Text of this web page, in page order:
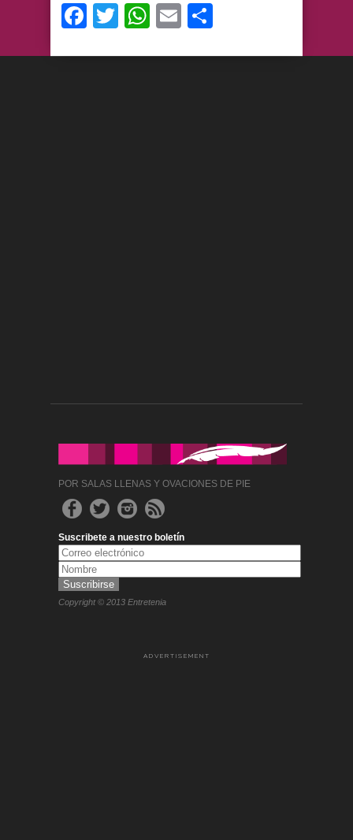
Facebook
TwitterWhatsApp
Email
POR SALAS LLENAS Y OVACIONES DE PIE
Suscribete a nuestro boletín
Copyright © 2013 Entretenia
ADVERTISEMENT